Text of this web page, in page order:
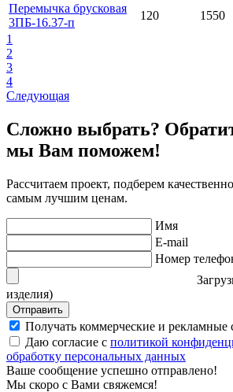
Перемычка брусковая
3ПБ-16.37-п
120 1550
1
2
3
4
Следующая
Сложно выбрать?
мы Вам поможем!
Рассчитаем проект, подберем
самым лучшим ценам.
Имя
E-mail
Номер
изделия)
Отправить
Получать коммерческие и рекламные
Даю согласие с политикой
обработку персональных данных
Ваше сообщение успешно отправлено!
Мы скоро с Вами свяжемся!